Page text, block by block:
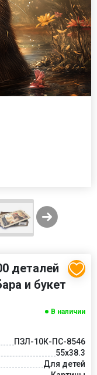
деталей
и букет
В наличии
ПЗЛ-10К-ПС-8546
55х38.3
Для детей